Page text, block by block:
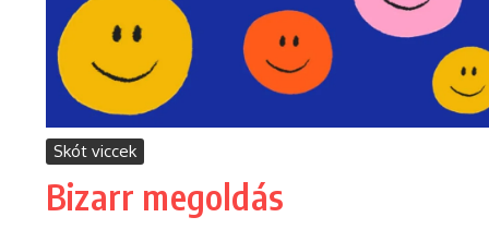
Skót viccek
Bizarr megoldás